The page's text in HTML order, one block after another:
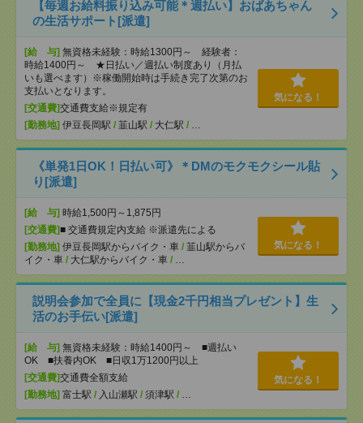
【毎週お給料振り込み可能＊週払い】おばあちゃん
の生活サポート[派遣]
[給 与] 無資格未経験：時給1300円～ 経験者：
時給1400円～ ★日払い／週払い制度あり（月払
いも選べます）※稼働開始時は手続き完了次第のお
支払いとなります。
[交通費]交通費支給※規定有
[勤務地] 伊豆長岡駅 / 韮山駅 / 大仁駅 / …
気になる！
《単発1日OK！日払い可》＊DMのモクモクシール貼
り[派遣]
[給 与] 時給1,500円～1,875円
[交通費]■ 交通費規定内支給 ※派遣先による
[勤務地] 伊豆長岡駅からバイク・車 / 韮山駅からバ
イク・車 / 大仁駅からバイク・車 / …
気になる！
説明会参加で全員に【現金2千円相当プレゼント】生
活のお手伝い[派遣]
[給 与] 無資格未経験：時給1400円～ ■週払い
OK ■扶養内OK ■日収1万1200円以上
[交通費]交通費全額支給
[勤務地] 富士駅 / 入山瀬駅 / 須津駅 / …
気になる！